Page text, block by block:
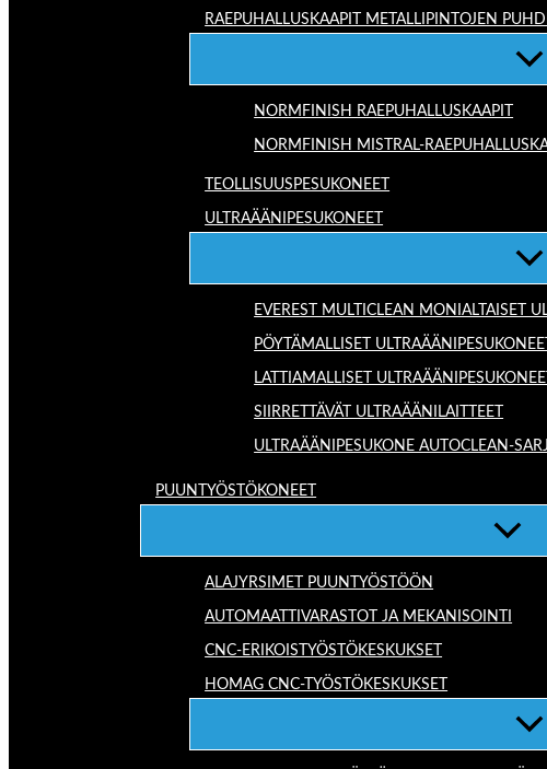
RAEPUHALLUSKAAPIT METALLIPINTOJEN
NORMFINISH RAEPUHALLUSKAAPIT
NORMFINISH MISTRAL-
TEOLLISUUSPESUKONEET
ULTRAÄÄNIPESUKONEET
EVEREST MULTICLEAN MONIALTAISET
PÖYTÄMALLISET ULTRAÄÄNIPESUKONEET
LATTIAMALLISET ULTRAÄÄNIPESUKONEET
SIIRRETTÄVÄT ULTRAÄÄNILAITTEET
ULTRAÄÄNIPESUKONE AUTOCLEAN-
PUUNTYÖSTÖKONEET
ALAJYRSIMET PUUNTYÖSTÖÖN
AUTOMAATTIVARASTOT JA MEKANISOINTI
CNC-ERIKOISTYÖSTÖKESKUKSET
HOMAG CNC-TYÖSTÖKESKUKSET